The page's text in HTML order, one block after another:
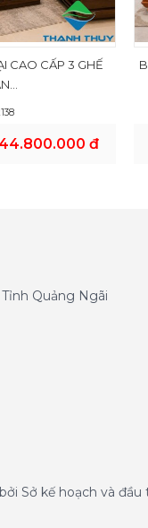
CAO CẤP 3 GHẾ
44.800.000 đ
Quảng Ngãi
Sở kế hoạch và